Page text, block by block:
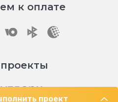
проект
к оплате